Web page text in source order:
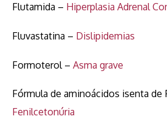
Flutamida – Hiperplasia Adrenal
Fluvastatina – Dislipidemias
Formoterol – Asma grave
Fórmula de aminoácidos isenta de
Fenilcetonúria